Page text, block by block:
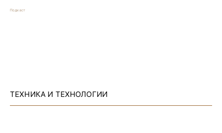
Подкаст
ТЕХНИКА И ТЕХНОЛОГИИ